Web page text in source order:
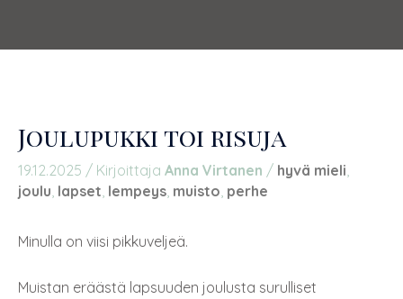
Joulupukki toi risuja
19.12.2025 / Kirjoittaja Anna Virtanen / hyvä mieli,
joulu, lapset, lempeys, muisto, perhe
Minulla on viisi pikkuveljeä.
Muistan eräästä lapsuuden joulusta surulliset